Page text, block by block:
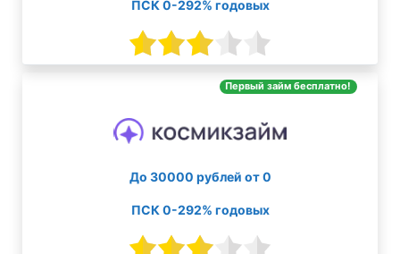
ПСК 0-292% годовых
Первый займ бесплатно!
До 30000 рублей от 0
ПСК 0-292% годовых